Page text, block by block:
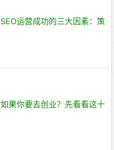
SEO运营成功的三大因素：策
如果你要去创业？先看看这十